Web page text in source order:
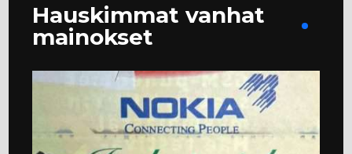
Hauskimmat vanhat
mainokset